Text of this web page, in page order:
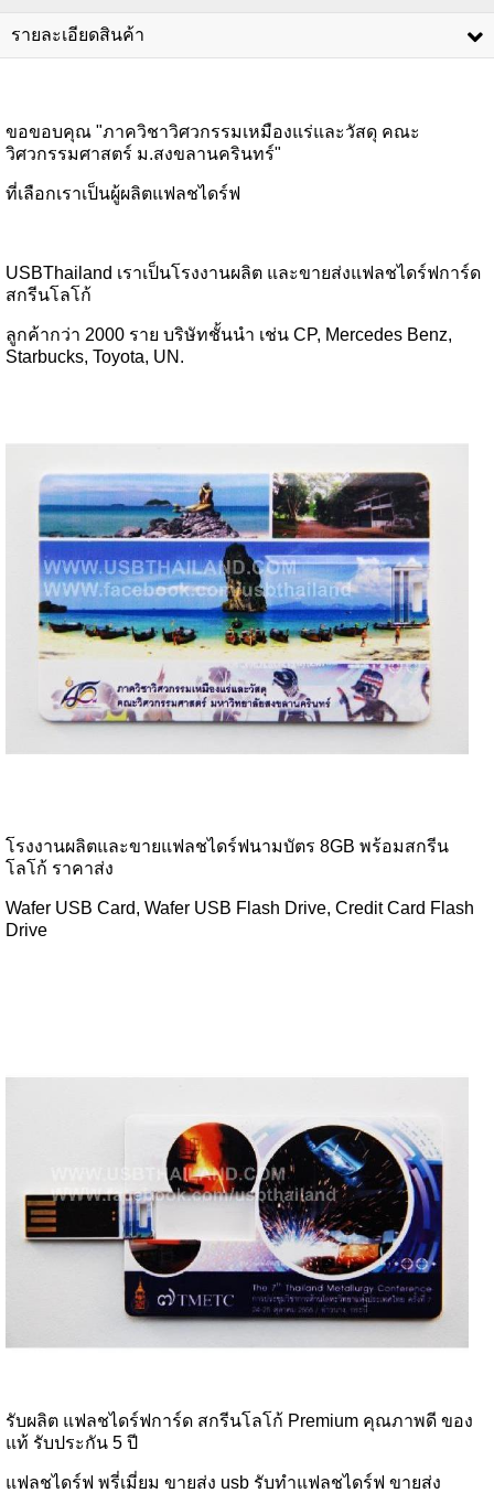
รายละเอียดสินค้า
ขอขอบคุณ "ภาควิชาวิศวกรรมเหมืองแร่และวัสดุ คณะ
วิศวกรรมศาสตร์ ม.สงขลานครินทร์"
ที่เลือกเราเป็นผู้ผลิตแฟลชไดร์ฟ
USBThailand เราเป็นโรงงานผลิต และขายส่งแฟลชไดร์ฟการ์ด
สกรีนโลโก้
ลูกค้ากว่า 2000 ราย บริษัทชั้นนำ เช่น CP, Mercedes Benz,
Starbucks, Toyota, UN.
โรงงานผลิตและขายแฟลชไดร์ฟนามบัตร 8GB พร้อมสกรีน
โลโก้ ราคาส่ง
Wafer USB Card, Wafer USB Flash Drive, Credit Card Flash
Drive
รับผลิต แฟลชไดร์ฟการ์ด สกรีนโลโก้ Premium คุณภาพดี ของ
แท้ รับประกัน 5 ปี
แฟลชไดร์ฟ พรี่เมี่ยม ขายส่ง usb รับทำแฟลชไดร์ฟ ขายส่ง